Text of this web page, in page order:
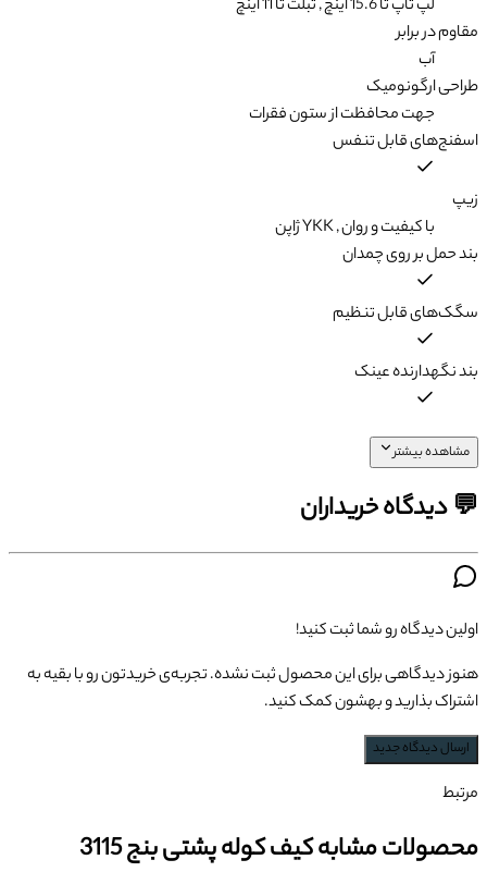
لپ تاپ تا 15.6 اینچ , تبلت تا 11 اینچ
مقاوم در برابر
آب
طراحی ارگونومیک
جهت محافظت از ستون فقرات
اسفنج‌های قابل تنفس
زیپ
با کیفیت و روان , YKK ژاپن
بند حمل بر روی چمدان
سگک‌های قابل تنظیم
بند نگهدارنده عینک
مشاهده بیشتر
💬 دیدگاه خریداران
اولین دیدگاه رو شما ثبت کنید!
هنوز دیدگاهی برای این محصول ثبت نشده. تجربه‌ی خریدتون رو با بقیه به
اشتراک بذارید و بهشون کمک کنید.
ارسال دیدگاه جدید
مرتبط
محصولات مشابه کیف کوله پشتی بنج 3115